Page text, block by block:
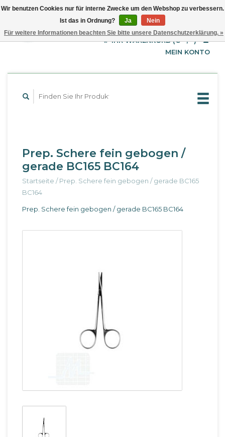
EUR
GBP
USD
English
Français
IHR WARENKORB (€--,--)
MEIN KONTO
Prep. Schere fein gebogen /
gerade BC165 BC164
Startseite /Prep. Schere fein gebogen / gerade BC165
BC164
Prep. Schere fein gebogen / gerade BC165 BC164
Wir benutzen Cookies nur für interne Zwecke um den Webshop zu verbessern.
Ist das in Ordnung?
Ja
Nein
Für weitere Informationen beachten Sie bitte unsere Datenschutzerklärung. »